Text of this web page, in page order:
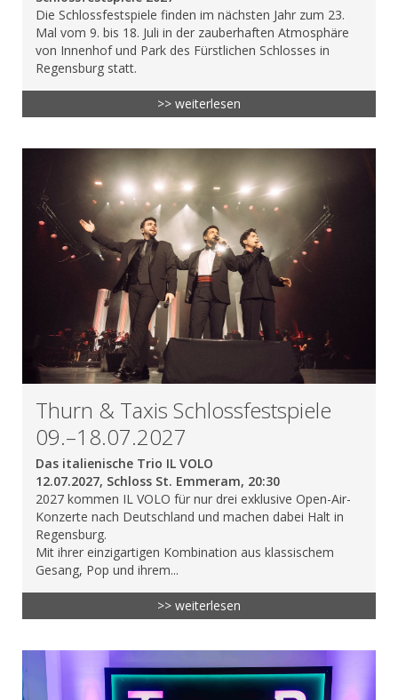
Die Schlossfestspiele finden im nächsten Jahr zum 23.
Mal vom 9. bis 18. Juli in der zauberhaften Atmosphäre
von Innenhof und Park des Fürstlichen Schlosses in
Regensburg statt.
>> weiterlesen
Thurn & Taxis Schlossfestspiele
09.–18.07.2027
Das italienische Trio IL VOLO
12.07.2027, Schloss St. Emmeram, 20:30
2027 kommen IL VOLO für nur drei exklusive Open-Air-
Konzerte nach Deutschland und machen dabei Halt in
Regensburg.
Mit ihrer einzigartigen Kombination aus klassischem
Gesang, Pop und ihrem...
>> weiterlesen